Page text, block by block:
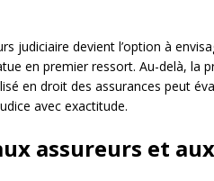
judiciaire devient l’option à
en premier ressort. Au-delà, la
en droit des assurances peut
avec exactitude.
assureurs et